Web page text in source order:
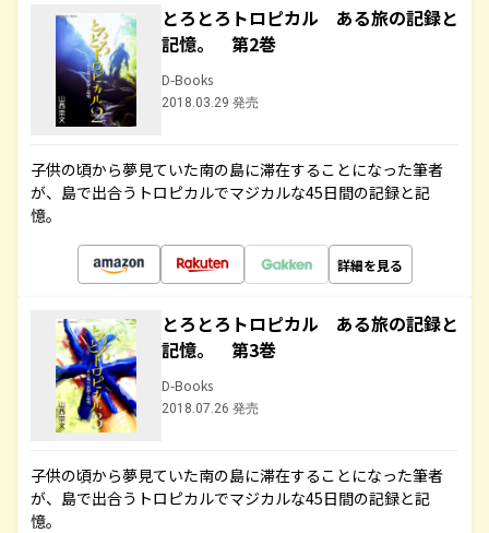
とろとろトロピカル ある旅の記録と
記憶。 第2巻
D-Books
2018.03.29 発売
子供の頃から夢見ていた南の島に滞在することになった筆者
が、島で出合うトロピカルでマジカルな45日間の記録と記
憶。
詳細を見る
とろとろトロピカル ある旅の記録と
記憶。 第3巻
D-Books
2018.07.26 発売
子供の頃から夢見ていた南の島に滞在することになった筆者
が、島で出合うトロピカルでマジカルな45日間の記録と記
憶。